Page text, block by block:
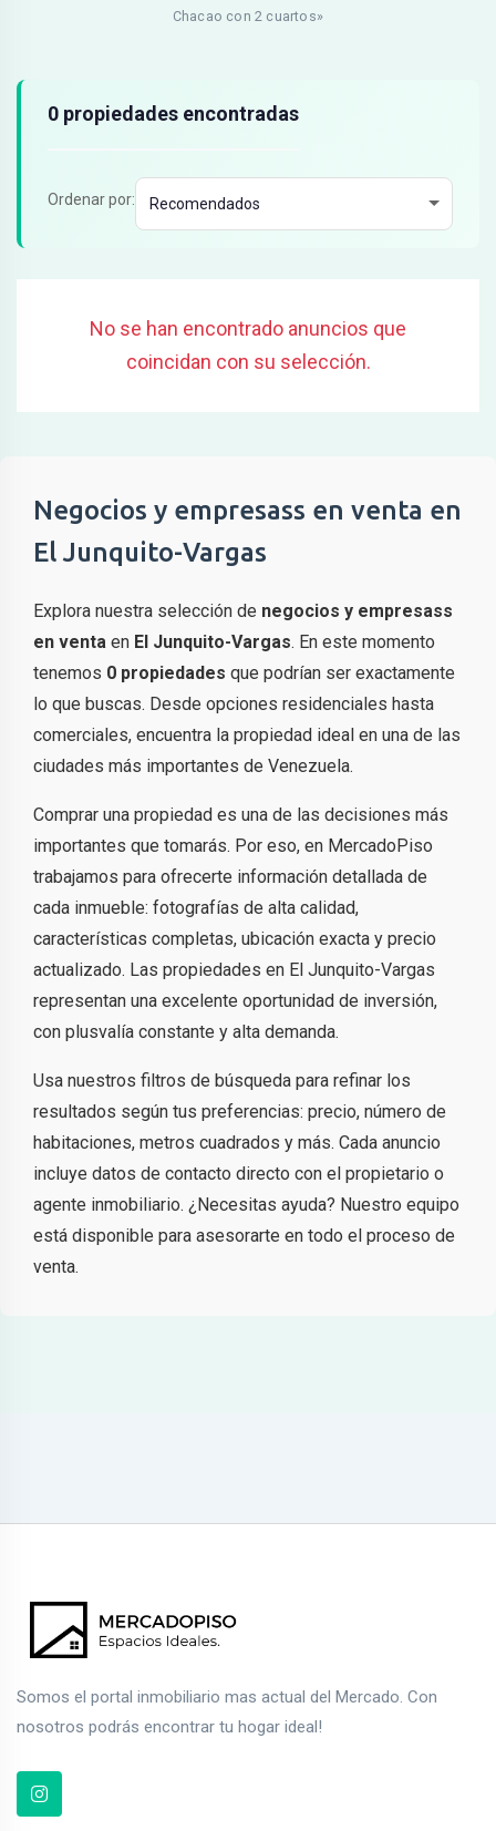
Chacao con 2 cuartos»
Resultados de búsqueda
0 propiedades encontradas
Ordenar por:
No se han encontrado anuncios que
coincidan con su selección.
Negocios y empresass en venta en
El Junquito-Vargas
Explora nuestra selección de negocios y empresass
en venta en El Junquito-Vargas. En este momento
tenemos 0 propiedades que podrían ser exactamente
lo que buscas. Desde opciones residenciales hasta
comerciales, encuentra la propiedad ideal en una de las
ciudades más importantes de Venezuela.
Comprar una propiedad es una de las decisiones más
importantes que tomarás. Por eso, en MercadoPiso
trabajamos para ofrecerte información detallada de
cada inmueble: fotografías de alta calidad,
características completas, ubicación exacta y precio
actualizado. Las propiedades en El Junquito-Vargas
representan una excelente oportunidad de inversión,
con plusvalía constante y alta demanda.
Usa nuestros filtros de búsqueda para refinar los
resultados según tus preferencias: precio, número de
habitaciones, metros cuadrados y más. Cada anuncio
incluye datos de contacto directo con el propietario o
agente inmobiliario. ¿Necesitas ayuda? Nuestro equipo
está disponible para asesorarte en todo el proceso de
venta.
Somos el portal inmobiliario mas actual del Mercado. Con
nosotros podrás encontrar tu hogar ideal!